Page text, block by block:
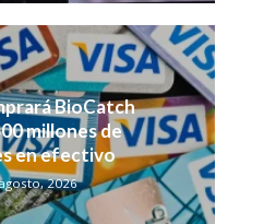
BioCatch
millones de
en efectivo
2026